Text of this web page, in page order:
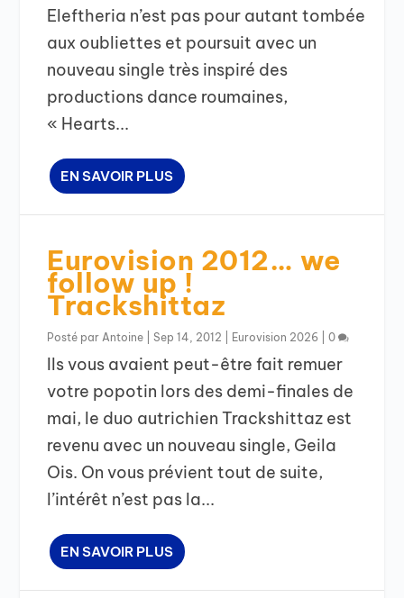
Eleftheria n’est pas pour autant tombée
aux oubliettes et poursuit avec un
nouveau single très inspiré des
productions dance roumaines,
« Hearts...
EN SAVOIR PLUS
Eurovision 2012… we
follow up !
Trackshittaz
Posté parAntoine |Sep 14, 2012 Eurovision 2026 |0
Ils vous avaient peut-être fait remuer
votre popotin lors des demi-finales de
mai, le duo autrichien Trackshittaz est
revenu avec un nouveau single, Geila
Ois. On vous prévient tout de suite,
l’intérêt n’est pas la...
EN SAVOIR PLUS